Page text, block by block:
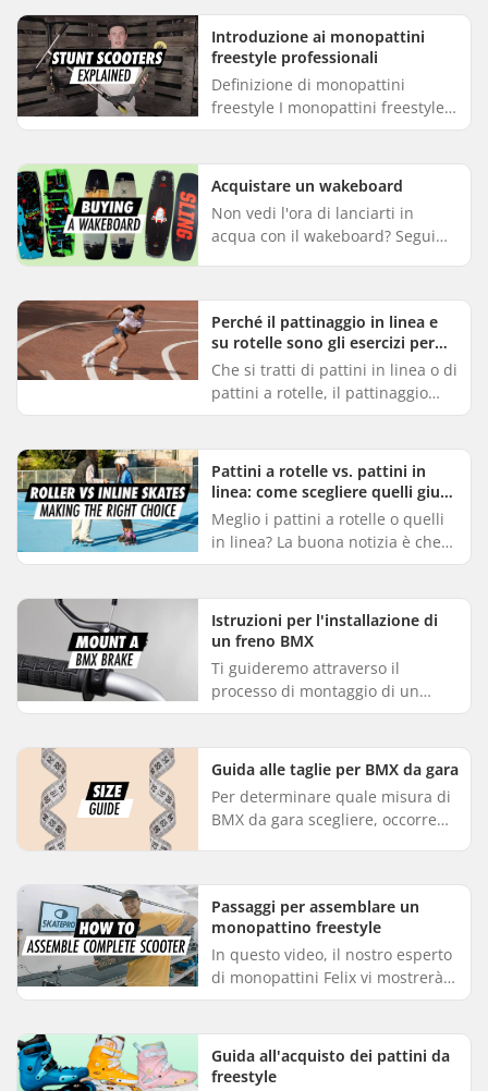
sono dotati di mi...
Introduzione ai monopattini
freestyle professionali
Definizione di monopattini
freestyle I monopattini freestyle
sono monopattini robusti
l'esecuzione di trick. Realizzati ...
Acquistare un wakeboard
Non vedi l'ora di lanciarti in
acqua con il wakeboard? Segui
essenziali da considerare prim...
Perché il pattinaggio in linea e
su rotelle sono gli esercizi per
eccellenza
Che si tratti di pattini in linea o di
pattini a rotelle, il pattinaggio
fitness è un metodo divertente ed
Combinand...
Pattini a rotelle vs. pattini in
linea: come scegliere quelli giusti
per te
Meglio i pattini a rotelle o quelli
in linea? La buona notizia è che
non puoi sbagliare. Sia per i
esperti, entramb...
Istruzioni per l'installazione di
un freno BMX
Ti guideremo attraverso il
processo di montaggio di un
freno BMX sulla tua bici BMX.
passaggio con le immagini
allegate. 1. In...
Guida alle taglie per BMX da gara
Per determinare quale misura di
BMX da gara scegliere, occorre
puramente indicativa. Alte...
Passaggi per assemblare un
monopattino freestyle
In questo video, il nostro esperto
di monopattini Felix vi mostrerà
come assemblare un
guida dettagliata e avrete il vo...
Guida all'acquisto dei pattini da
freestyle